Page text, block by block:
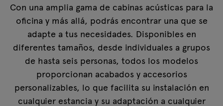
Con una amplia gama de cabinas acústicas para la
oficina y más allá, podrás encontrar una que se
adapte a tus necesidades. Disponibles en
diferentes tamaños, desde individuales a grupos
de hasta seis personas, todos los modelos
proporcionan acabados y accesorios
personalizables, lo que facilita su instalación en
cualquier estancia y su adaptación a cualquier